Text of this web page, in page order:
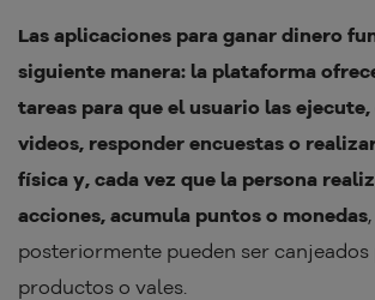
Las aplicaciones para ganar dinero
siguiente manera: la plataforma
tareas para que el usuario las
videos, responder encuestas o
física y, cada vez que la persona
acciones, acumula puntos o monedas
posteriormente pueden ser
productos o vales.